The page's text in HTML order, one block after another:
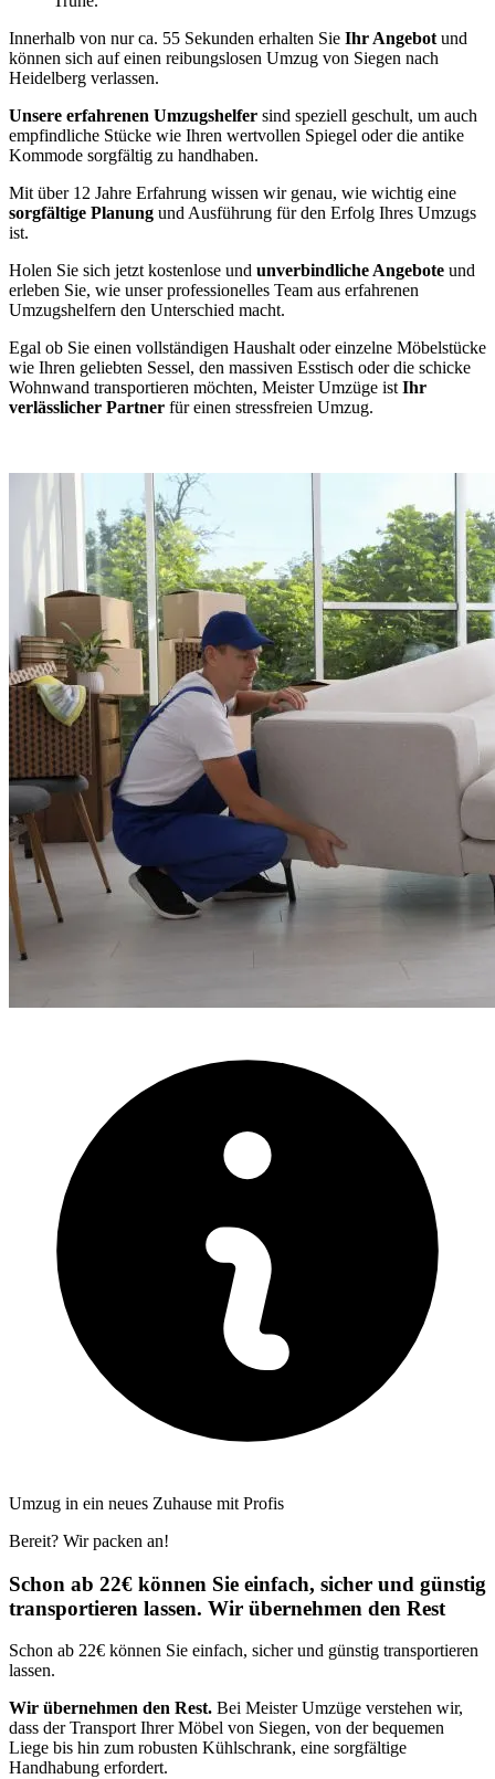
Innerhalb von nur ca. 55 Sekunden erhalten Sie Ihr Angebot und
können sich auf einen reibungslosen Umzug von Siegen nach
Heidelberg verlassen.
Unsere erfahrenen Umzugshelfer sind speziell geschult, um auch
empfindliche Stücke wie Ihren wertvollen Spiegel oder die antike
Kommode sorgfältig zu handhaben.
Mit über 12 Jahre Erfahrung wissen wir genau, wie wichtig eine
sorgfältige Planung und Ausführung für den Erfolg Ihres Umzugs
ist.
Holen Sie sich jetzt kostenlose und unverbindliche Angebote und
erleben Sie, wie unser professionelles Team aus erfahrenen
Umzugshelfern den Unterschied macht.
Egal ob Sie einen vollständigen Haushalt oder einzelne Möbelstücke
wie Ihren geliebten Sessel, den massiven Esstisch oder die schicke
Wohnwand transportieren möchten, Meister Umzüge ist Ihr
verlässlicher Partner für einen stressfreien Umzug.
Umzug in ein neues Zuhause mit Profis
Bereit? Wir packen an!
Schon ab 22€ können Sie einfach, sicher und günstig
transportieren lassen. Wir übernehmen den Rest
Schon ab 22€ können Sie einfach, sicher und günstig transportieren
lassen.
Wir übernehmen den Rest. Bei Meister Umzüge verstehen wir,
dass der Transport Ihrer Möbel von Siegen, von der bequemen
Liege bis hin zum robusten Kühlschrank, eine sorgfältige
Handhabung erfordert.